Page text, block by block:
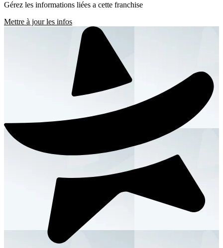
Gérez les informations liées a cette franchise
Mettre à jour les infos